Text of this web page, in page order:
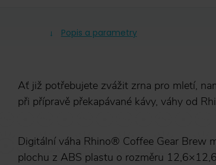
Popis a parametry
Ať již potřebujete zvážit zrna pro mletí,
při přípravě překapávané kávy, váhy od
Digitální váha Rhino® Coffee Gear Brew
plochu z ABS plastu o rozměru